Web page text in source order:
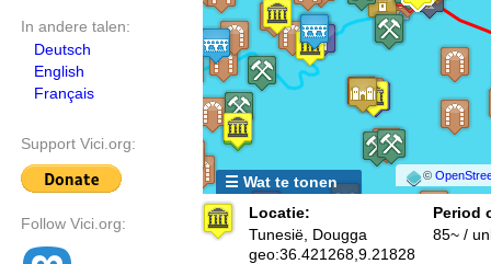
In andere talen:
Deutsch
English
Français
Support Vici.org:
Follow Vici.org:
©
☰ Wat te tonen
Locatie:
Tunesië, Dougga
geo:36.421268,9.21828
Period
85~ /